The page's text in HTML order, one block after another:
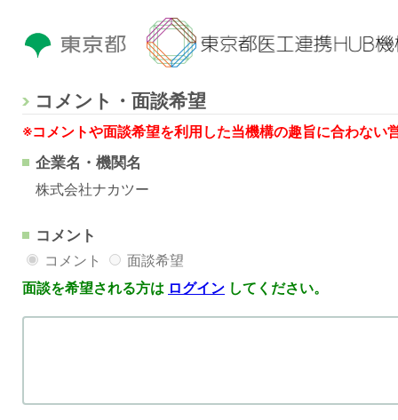
コメント・面談希望
※コメントや面談希望を利用した当機構の趣旨に合わない
企業名・機関名
株式会社ナカツー
コメント
コメント
面談希望
面談を希望される方は ログイン してください。